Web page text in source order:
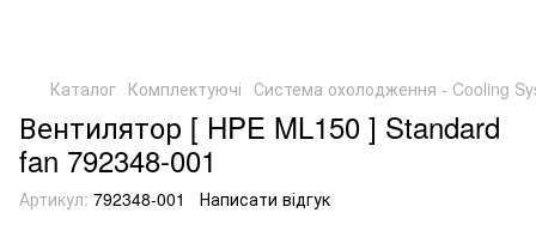
Каталог Комплектуючі Система охолодження - Cooling
Вентилятор [ HPE ML150 ] Standard
fan 792348-001
Артикул: 792348-001 Написати відгук